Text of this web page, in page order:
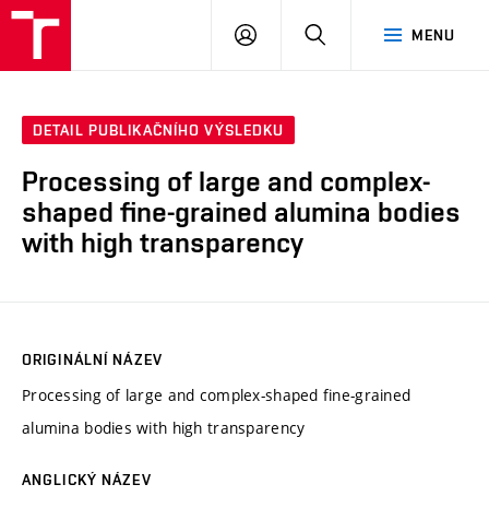
MENU
PŘIHLÁSIT
DETAIL PUBLIKAČNÍHO VÝSLEDKU
Processing of large and complex-
shaped fine-grained alumina bodies
with high transparency
ORIGINÁLNÍ NÁZEV
Processing of large and complex-shaped fine-grained
alumina bodies with high transparency
ANGLICKÝ NÁZEV